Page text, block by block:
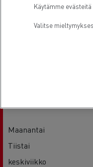
Maanantai
Tiistai
keskiviikko
Käytämme
Valitse